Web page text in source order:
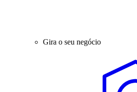
Gira o seu negócio